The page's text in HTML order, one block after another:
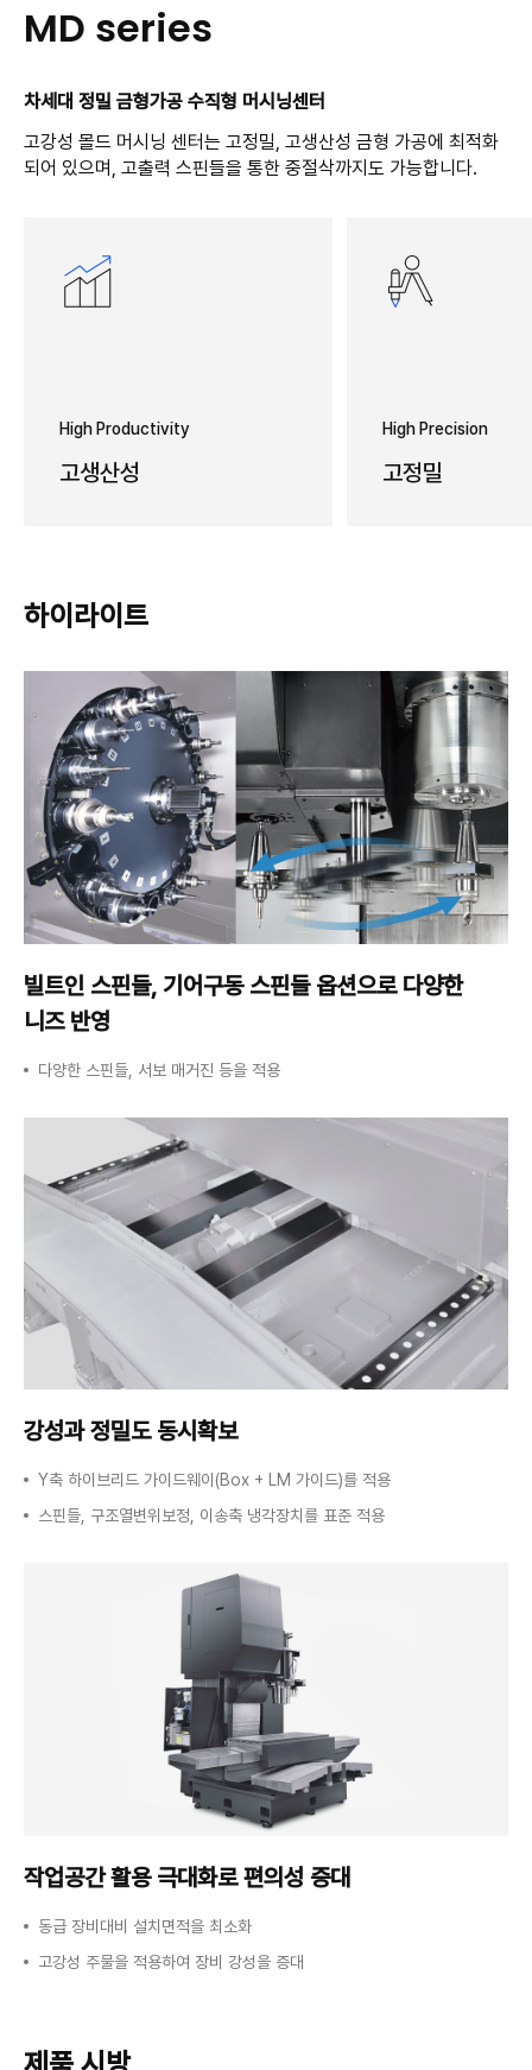
MD series
차세대 정밀 금형가공 수직형 머시닝센터
고강성 몰드 머시닝 센터는 고정밀, 고생산성 금형 가공에 최적화
되어 있으며, 고출력 스핀들을 통한 중절삭까지도 가능합니다.
High Productivity
고생산성
High Precision
고정밀
하이라이트
빌트인 스핀들, 기어구동 스핀들 옵션으로다양한
니즈 반영
다양한 스핀들, 서보 매거진 등을 적용
강성과 정밀도 동시확보
Y축 하이브리드 가이드웨이(Box + LM 가이드)를 적용
스핀들, 구조열변위보정, 이송축 냉각장치를 표준 적용
작업공간 활용 극대화로편의성 증대
동급 장비대비 설치면적을 최소화
고강성 주물을 적용하여 장비 강성을 증대